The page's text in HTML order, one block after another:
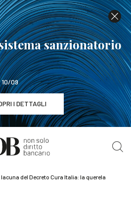
sanzionatorio
09
I DETTAGLI
/ 1° Ottobre
sanzionatorio del TUF
lacuna del Decreto Cura Italia: la querela